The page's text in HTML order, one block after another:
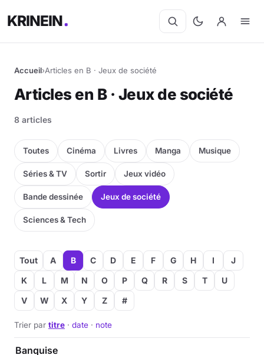
KRINEIN
Accueil›Articles en B · Jeux de société
Articles en B · Jeux de société
8 articles
Toutes Cinéma Livres Manga Musique
Séries & TV Sortir Jeux vidéo
Bande dessinée Jeux de société
Sciences & Tech
Tout A B C D E F G H I
J
K
L M N O P Q R S T
U
V
W X Y Z #
Trier par titre · date · note
Banquise